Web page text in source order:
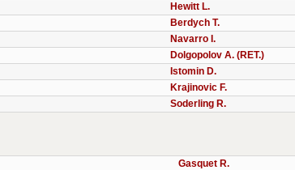
Hewitt L.
Berdych T.
Navarro I.
Dolgopolov A. (RET.)
Istomin D.
Krajinovic F.
Soderling R.
Gasquet R.